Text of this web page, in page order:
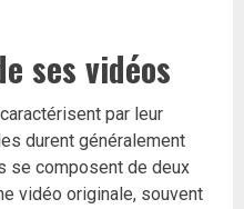
ses vidéos
par leur
durent généralement
se composent de deux
vidéo originale, souvent